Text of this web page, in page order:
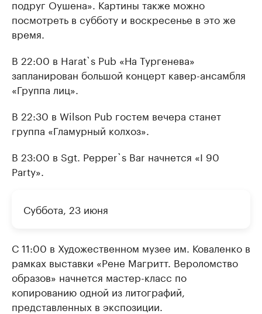
подруг Оушена». Картины также можно
посмотреть в субботу и воскресенье в это же
время.
В 22:00 в Harat`s Pub «На Тургенева»
запланирован большой концерт кавер-ансамбля
«Группа лиц».
В 22:30 в Wilson Pub гостем вечера станет
группа «Гламурный колхоз».
В 23:00 в Sgt. Pepper`s Bar начнется «I 90
Party».
Суббота, 23 июня
С 11:00 в Художественном музее им. Коваленко в
рамках выставки «Рене Магритт. Вероломство
образов» начнется мастер-класс по
копированию одной из литографий,
представленных в экспозиции.